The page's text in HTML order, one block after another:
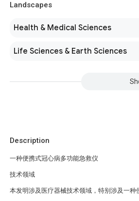
Landscapes
Health & Medical Sciences
Life Sciences & Earth Sciences
Description
一种便携式冠心病多功能急救仪
技术领域
本发明涉及医疗器械技术领域，特别涉及一种